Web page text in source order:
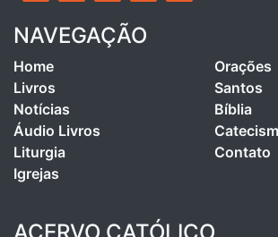
NAVEGAÇÃO
Home
Livros
Notícias
Áudio Livros
Liturgia
Igrejas
Orações
Santos
Bíblia
Contato